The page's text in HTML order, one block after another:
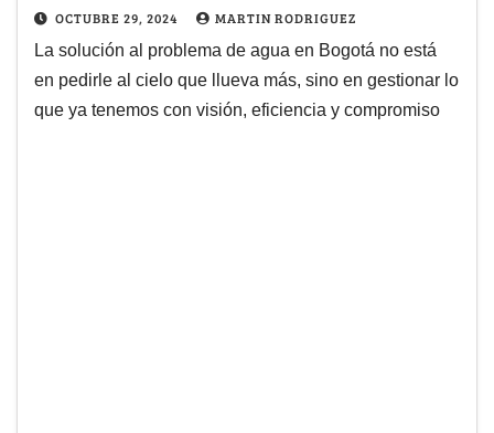
OCTUBRE 29, 2024 MARTIN RODRIGUEZ
La solución al problema de agua en Bogotá no está
en pedirle al cielo que llueva más, sino en gestionar lo
que ya tenemos con visión, eficiencia y compromiso